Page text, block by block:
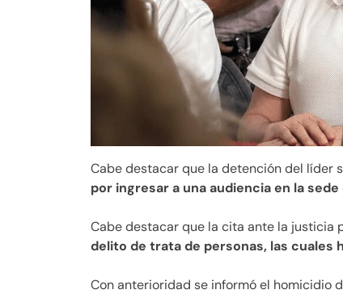
Cabe destacar que la detención del líder
por ingresar a una audiencia en la
Cabe destacar que la cita ante la justicia
delito de trata de personas, las cuales
Con anterioridad se informó el homicidio